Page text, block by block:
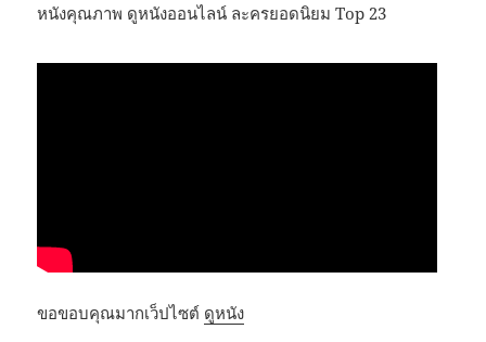
หนังคุณภาพ ดูหนังออนไลน์ ละครยอดนิยม Top 23
ขอขอบคุณมากเว็ปไซต์ ดูหนัง